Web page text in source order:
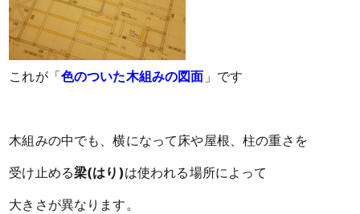
これが「色のついた木組みの図面 」です
木組みの中でも、横になって床や屋根、柱の重さを
受け止める梁(はり)は使われる場所によって
大きさが異なります。